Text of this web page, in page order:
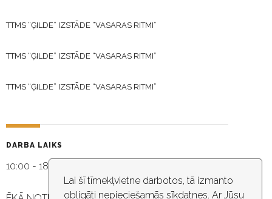
Lai šī tīmekļvietne darbotos, tā izmanto
obligāti nepieciešamās sīkdatnes. Ar Jūsu
TTMS “ĢILDE” IZSTĀDE “VASARAS RITMI”
TTMS “ĢILDE” IZSTĀDE “VASARAS RITMI”
TTMS “ĢILDE” IZSTĀDE “VASARAS RITMI”
DARBA LAIKS
10:00 - 18:30